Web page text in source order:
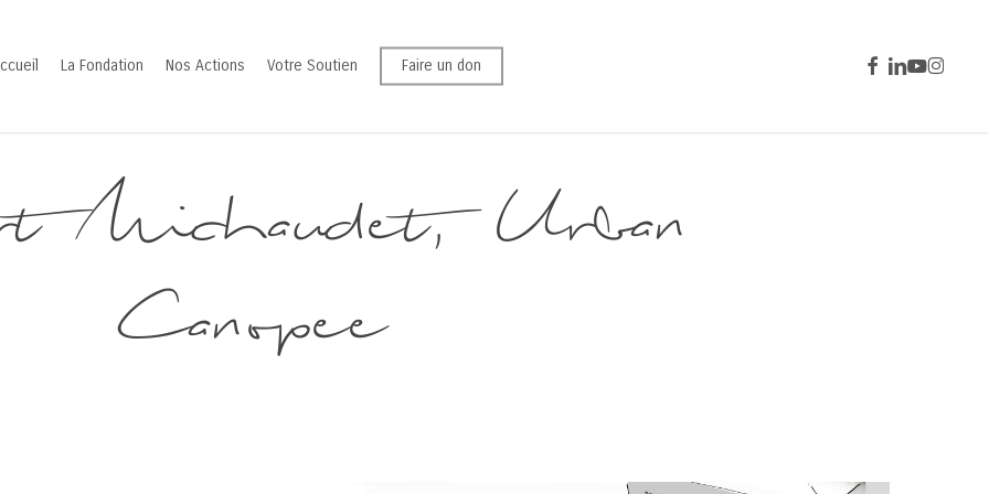
La Fondation Nos Actions Votre Soutien Faire un don facebook
linkedin
youtubeinstagram
Michaudet, Urban
Canopee